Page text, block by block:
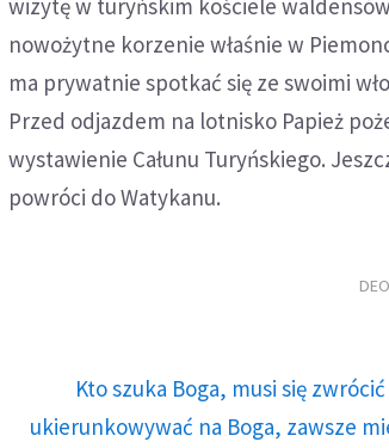
nowożytne korzenie właśnie w
ma prywatnie spotkać się ze swoimi
Przed odjazdem na lotnisko Papież
wystawienie Całunu Turyńskiego.
powróci do Watykanu.
Kto szuka Boga, musi się
ukierunkowywać na Boga, zawsze